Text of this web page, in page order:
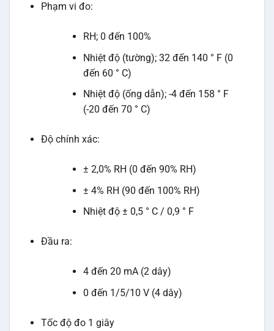
Phạm vi đo:
RH; 0 đến 100%
Nhiệt độ (tường); 32 đến 140 ° F (0
đến 60 ° C)
Nhiệt độ (ống dẫn); -4 đến 158 ° F
(-20 đến 70 ° C)
Độ chính xác:
± 2,0% RH (0 đến 90% RH)
± 4% RH (90 đến 100% RH)
Nhiệt độ ± 0,5 ° C / 0,9 ° F
Đầu ra:
4 đến 20 mA (2 dây)
0 đến 1/5/10 V (4 dây)
Tốc độ đo 1 giây